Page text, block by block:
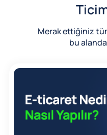
Merak ettiğiniz
bu